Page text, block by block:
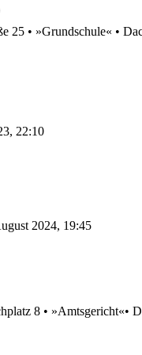
25 • »Grundschule« •
22:10
2024, 19:45
8 • »Amtsgericht«•